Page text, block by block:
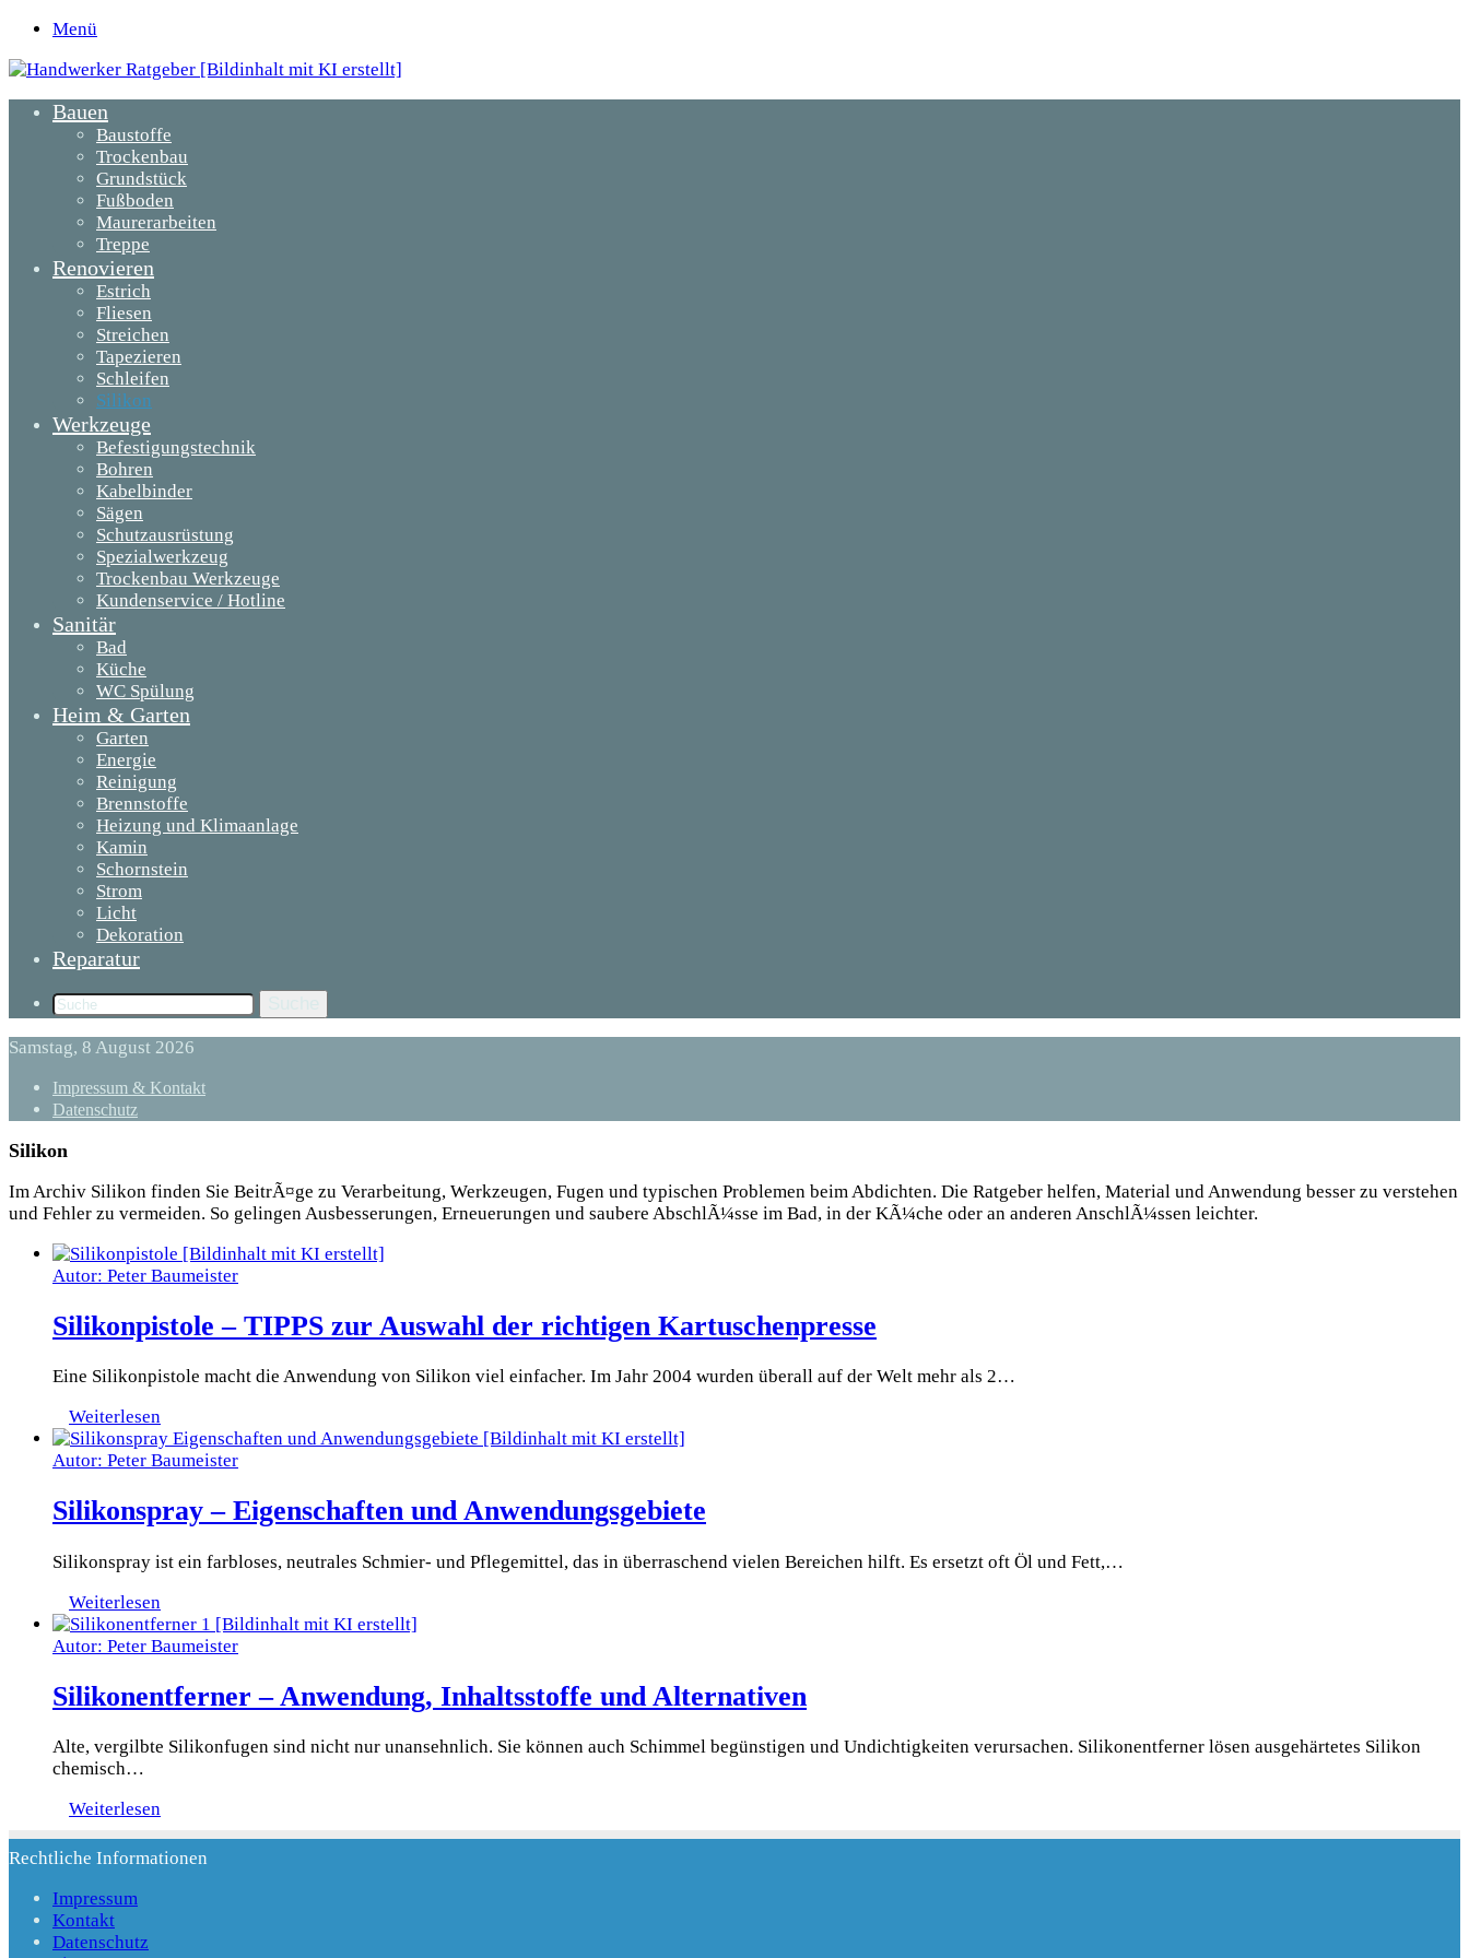
Menü
Bauen
Baustoffe
Trockenbau
Grundstück
Fußboden
Maurerarbeiten
Treppe
Renovieren
Estrich
Fliesen
Streichen
Tapezieren
Schleifen
Silikon
Werkzeuge
Befestigungstechnik
Bohren
Kabelbinder
Sägen
Schutzausrüstung
Spezialwerkzeug
Trockenbau Werkzeuge
Kundenservice / Hotline
Sanitär
Bad
Küche
WC Spülung
Heim & Garten
Garten
Energie
Reinigung
Brennstoffe
Heizung und Klimaanlage
Kamin
Schornstein
Strom
Licht
Dekoration
Reparatur
Samstag, 8 August 2026
Impressum & Kontakt
Datenschutz
Silikon
Im Archiv Silikon finden Sie BeitrÃ¤ge zu Verarbeitung, Werkzeugen, Fugen und typischen Problemen beim Abdichten. Die Ratgeber helfen, Material und Anwendung besser zu verstehen
und Fehler zu vermeiden. So gelingen Ausbesserungen, Erneuerungen und saubere AbschlÃ¼sse im Bad, in der KÃ¼che oder an anderen AnschlÃ¼ssen leichter.
Autor: Peter Baumeister
Silikonpistole – TIPPS zur Auswahl der richtigen Kartuschenpresse
Eine Silikonpistole macht die Anwendung von Silikon viel einfacher. Im Jahr 2004 wurden überall auf der Welt mehr als 2…
Weiterlesen
Autor: Peter Baumeister
Silikonspray – Eigenschaften und Anwendungsgebiete
Silikonspray ist ein farbloses, neutrales Schmier- und Pflegemittel, das in überraschend vielen Bereichen hilft. Es ersetzt oft Öl und Fett,…
Weiterlesen
Autor: Peter Baumeister
Silikonentferner – Anwendung, Inhaltsstoffe und Alternativen
Alte, vergilbte Silikonfugen sind nicht nur unansehnlich. Sie können auch Schimmel begünstigen und Undichtigkeiten verursachen. Silikonentferner lösen ausgehärtetes Silikon
chemisch…
Weiterlesen
Rechtliche Informationen
Impressum
Kontakt
Datenschutz